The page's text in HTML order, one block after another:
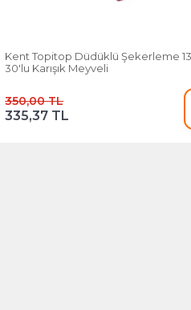
Kent Topitop Düdüklü Şekerleme
30'lu Karışık Meyveli
350,00 TL
335,37 TL